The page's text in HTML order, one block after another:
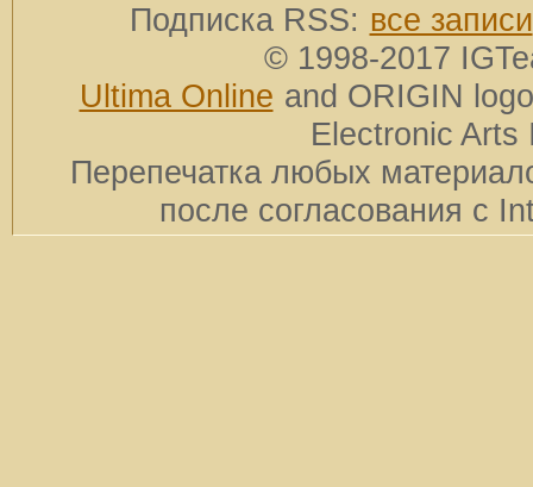
Подписка RSS: все записи
© 1998-2017
Ultima Online and ORIGIN
Electronic Arts
Перепечатка любых
после согласования с